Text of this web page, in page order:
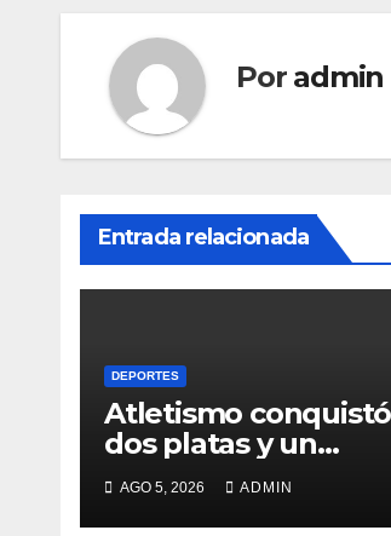
Por admin
Entrada relacionada
DEPORTES
Atletismo conquistó
dos platas y un
bronce
AGO 5, 2026 ADMIN